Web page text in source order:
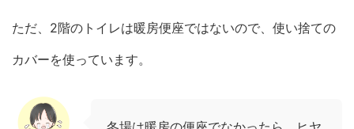
ただ、2階のトイレは暖房便座ではないので、使い捨ての
カバーを使っています。